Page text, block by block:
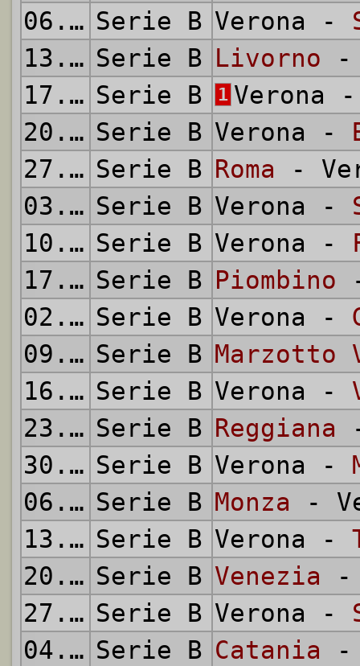
06.01.1952 Serie B Verona -
13.01.1952 Serie B Livorno -
17.01.1952 Serie B 1 Verona
20.01.1952 Serie B Verona -
27.01.1952 Serie B Roma -
03.02.1952 Serie B Verona -
10.02.1952 Serie B Verona -
17.02.1952 Serie B Piombino
02.03.1952 Serie B Verona -
09.03.1952 Serie B Marzotto
16.03.1952 Serie B Verona -
23.03.1952 Serie B Reggiana
30.03.1952 Serie B Verona -
06.04.1952 Serie B Monza -
13.04.1952 Serie B Verona -
20.04.1952 Serie B Venezia -
27.04.1952 Serie B Verona -
04.05.1952 Serie B Catania -